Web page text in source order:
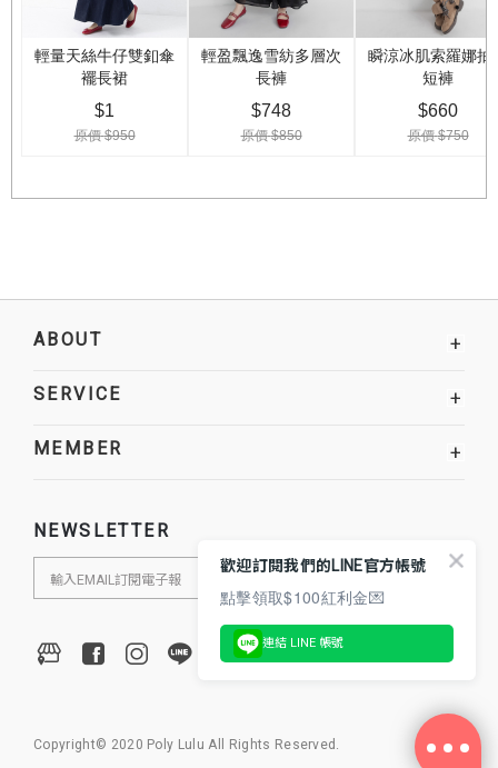
ABOUT +
SERVICE +
MEMBER +
NEWSLETTER
Copyright© 2020 Poly Lulu All Rights Reserved.
歡迎訂閱我們的LINE官方帳號
點擊領取$100紅利金💌
連結 LINE 帳號